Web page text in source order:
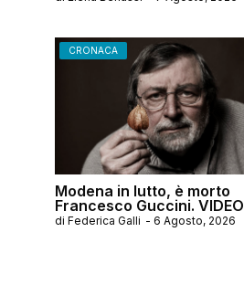
CRONACA
Modena in lutto, è morto
Francesco Guccini. VIDEO
di Federica Galli - 6 Agosto, 2026